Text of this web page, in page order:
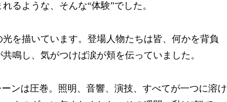
るような、そんな“体験”でした。
を描いています。登場人物たちは皆、何かを背負
鳴し、気がつけば涙が頬を伝っていました。
ンは圧巻。照明、音響、演技、すべてが一つに溶け